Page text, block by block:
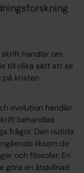
skrift handlar om
till olika sätt att se
på kristen
evolution handlar
behandlas
frågor. Den nutida
liksom de
och filosofer. En
göra en åtskillnad